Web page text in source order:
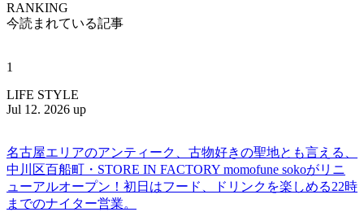
RANKING
今読まれている記事
1
LIFE STYLE
Jul 12. 2026 up
名古屋エリアのアンティーク、古物好きの聖地とも言える、
中川区百船町・STORE IN FACTORY momofune sokoがリニ
ューアルオープン！初日はフード、ドリンクを楽しめる22時
までのナイター営業。